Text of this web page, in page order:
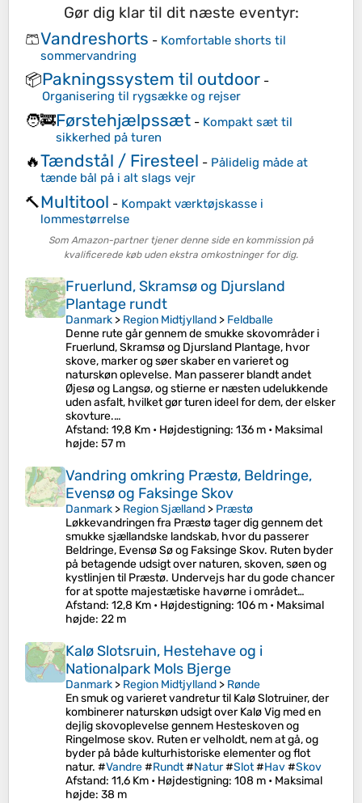
Gør dig klar til dit næste eventyr:
🩳Vandreshorts - Komfortable shorts til
sommervandring
📦Pakningssystem til outdoor -
Organisering til rygsække og rejser
🧑‍🚒Førstehjælpssæt - Kompakt sæt til
sikkerhed på turen
🔥Tændstål / Firesteel - Pålidelig måde at
tænde bål på i alt slags vejr
🔨Multitool - Kompakt værktøjskasse i
lommestørrelse
Som Amazon-partner tjener denne side en kommission på
kvalificerede køb uden ekstra omkostninger for dig.
Fruerlund, Skramsø og Djursland
Plantage rundt
Danmark > Region Midtjylland > Feldballe
Denne rute går gennem de smukke skovområder i
Fruerlund, Skramsø og Djursland Plantage, hvor
skove, marker og søer skaber en varieret og
naturskøn oplevelse. Man passerer blandt andet
Øjesø og Langsø, og stierne er næsten udelukkende
uden asfalt, hvilket gør turen ideel for dem, der elsker
skovture.…
Afstand: 19,8 Km • Højdestigning: 136 m • Maksimal
højde: 57 m
Vandring omkring Præstø, Beldringe,
Evensø og Faksinge Skov
Danmark > Region Sjælland > Præstø
Løkkevandringen fra Præstø tager dig gennem det
smukke sjællandske landskab, hvor du passerer
Beldringe, Evensø Sø og Faksinge Skov. Ruten byder
på betagende udsigt over naturen, skoven, søen og
kystlinjen til Præstø. Undervejs har du gode chancer
for at spotte majestætiske havørne i området…
Afstand: 12,8 Km • Højdestigning: 106 m • Maksimal
højde: 22 m
Kalø Slotsruin, Hestehave og i
Nationalpark Mols Bjerge
Danmark > Region Midtjylland > Rønde
En smuk og varieret vandretur til Kalø Slotruiner, der
kombinerer naturskøn udsigt over Kalø Vig med en
dejlig skovoplevelse gennem Hesteskoven og
Ringelmose skov. Ruten er velholdt, nem at gå, og
byder på både kulturhistoriske elementer og flot
natur. #Vandre#Rundt#Natur#Slot#Hav#Skov
Afstand: 11,6 Km • Højdestigning: 108 m • Maksimal
højde: 38 m